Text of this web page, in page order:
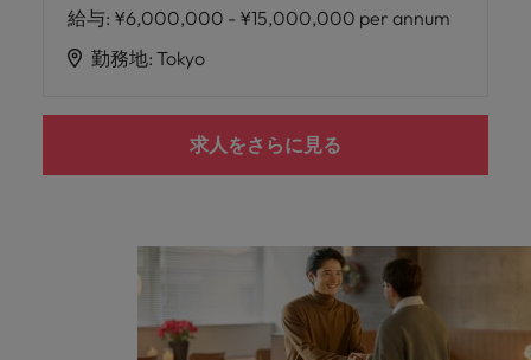
給与: ¥6,000,000 - ¥15,000,000 per annum
勤務地: Tokyo
求人をさらに見る